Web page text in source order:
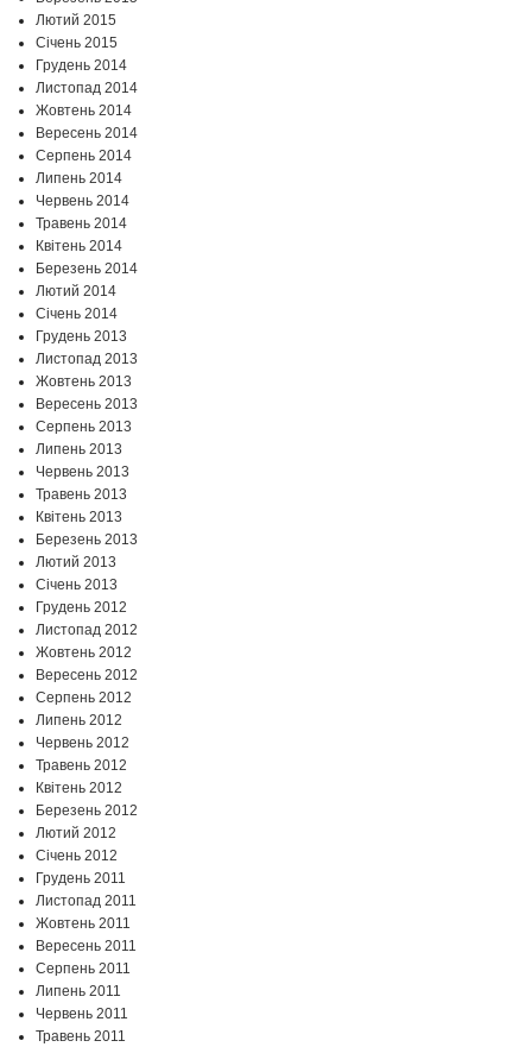
Лютий 2015
Січень 2015
Грудень 2014
Листопад 2014
Жовтень 2014
Вересень 2014
Серпень 2014
Липень 2014
Червень 2014
Травень 2014
Квітень 2014
Березень 2014
Лютий 2014
Січень 2014
Грудень 2013
Листопад 2013
Жовтень 2013
Вересень 2013
Серпень 2013
Липень 2013
Червень 2013
Травень 2013
Квітень 2013
Березень 2013
Лютий 2013
Січень 2013
Грудень 2012
Листопад 2012
Жовтень 2012
Вересень 2012
Серпень 2012
Липень 2012
Червень 2012
Травень 2012
Квітень 2012
Березень 2012
Лютий 2012
Січень 2012
Грудень 2011
Листопад 2011
Жовтень 2011
Вересень 2011
Серпень 2011
Липень 2011
Червень 2011
Травень 2011